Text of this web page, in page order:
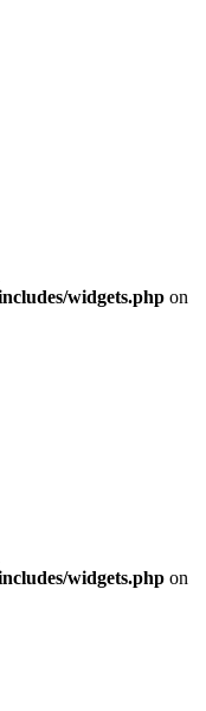
widgets.php on
widgets.php on